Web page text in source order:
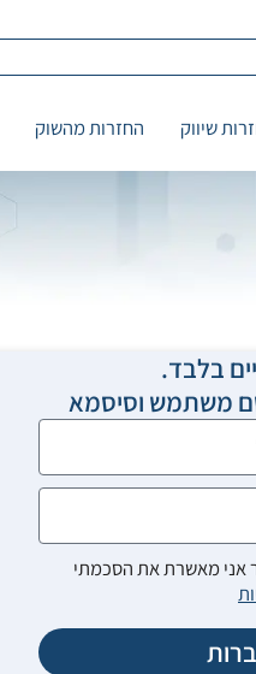
שיווק החזרות מהשוק
בלבד.
משתמש וסיסמא
אני מאשרת את הסכמתי